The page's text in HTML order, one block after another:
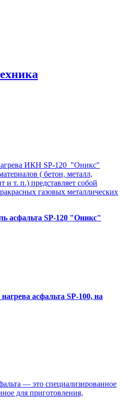
ИКН SP-120 "Оникс"
( бетон, металл,
и т. п.) представляет собой
газовых металлических
асфальта SP-120 "Оникс"
асфальта SP-100, на
— это специализированное
для приготовления,